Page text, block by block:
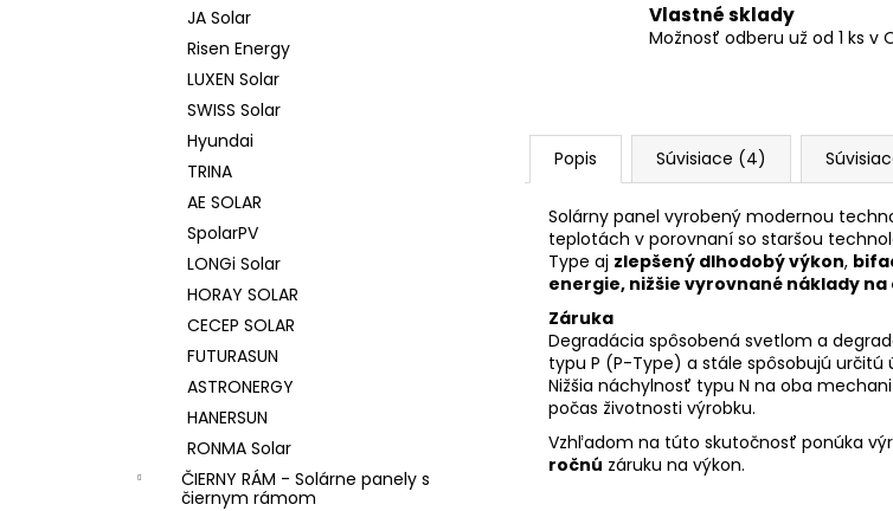
JA Solar
Risen Energy
LUXEN Solar
SWISS Solar
Hyundai
TRINA
AE SOLAR
SpolarPV
LONGi Solar
HORAY SOLAR
CECEP SOLAR
FUTURASUN
ASTRONERGY
HANERSUN
RONMA Solar
ČIERNY RÁM - Solárne panely s
čiernym rámom
Vlastné sklady
Možnosť odberu už od 1 ks v
Popis Súvisiace (4)
Solárny panel vyrobený modernou
teplotách v porovnaní so staršou
Type aj zlepšený dlhodobý výkon,
energie, nižšie vyrovnané náklady
Záruka
Degradácia spôsobená svetlom a
typu P (P-Type) a stále spôsobujú určitú
Nižšia náchylnosť typu N na oba
počas životnosti výrobku.
Vzhľadom na túto skutočnosť ponúka
ročnú záruku na výkon.